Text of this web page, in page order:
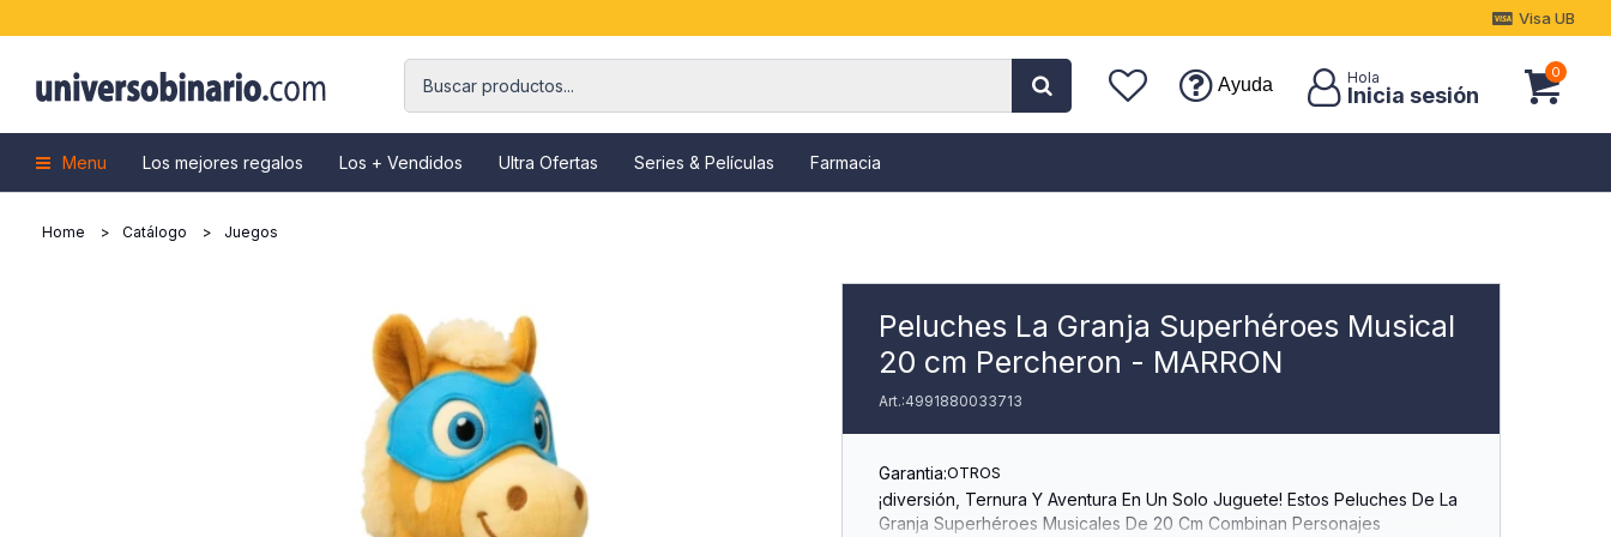
Menu Los mejores regalos Los + Vendidos Ultra Ofertas Series & Películas Farmacia
Ayuda
0
Visa UB
Home Catálogo Juegos
Peluches La Granja Superhéroes Musical
20 cm Percheron - MARRON
4991880033713
Garantia:OTROS
¡diversión, Ternura Y Aventura En Un Solo Juguete! Estos Peluches De La
Granja Superhéroes Musicales De 20 Cm Combinan Personajes